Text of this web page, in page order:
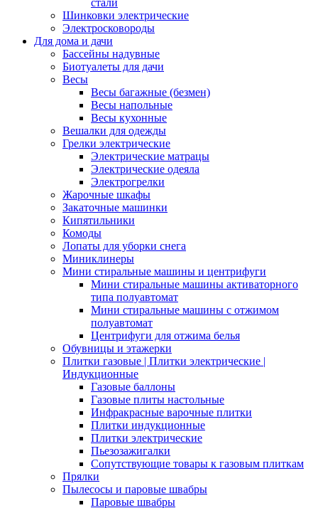
стали
Шинковки электрические
Электросковороды
Для дома и дачи
Бассейны надувные
Биотуалеты для дачи
Весы
Весы багажные (безмен)
Весы напольные
Весы кухонные
Вешалки для одежды
Грелки электрические
Электрические матрацы
Электрические одеяла
Электрогрелки
Жарочные шкафы
Закаточные машинки
Кипятильники
Комоды
Лопаты для уборки снега
Миниклинеры
Мини стиральные машины и центрифуги
Мини стиральные машины активаторного
типа полуавтомат
Мини стиральные машины с отжимом
полуавтомат
Центрифуги для отжима белья
Обувницы и этажерки
Плитки газовые | Плитки электрические |
Индукционные
Газовые баллоны
Газовые плиты настольные
Инфракрасные варочные плитки
Плитки индукционные
Плитки электрические
Пьезозажигалки
Сопутствующие товары к газовым плиткам
Прялки
Пылесосы и паровые швабры
Паровые швабры